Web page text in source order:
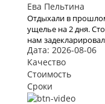
Ева Пельтина
Отдыхали в
ущелье на 2 дня.
нам
году
пандемия все
Дата: 2026-08-06
Качество
Стоимость
Сроки